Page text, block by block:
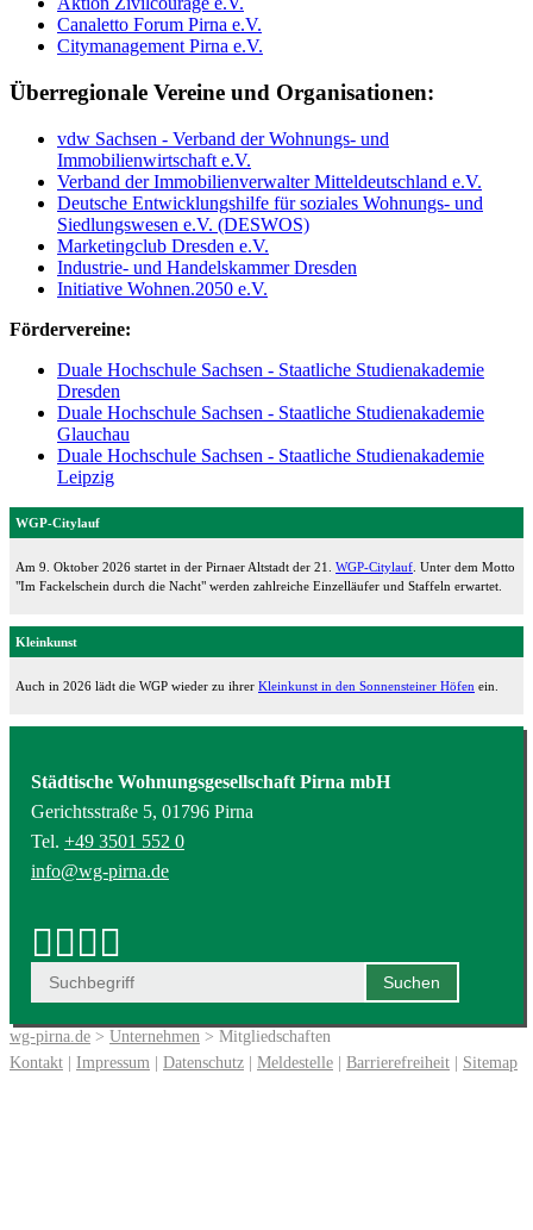
Canaletto Forum Pirna e.V.
Citymanagement Pirna e.V.
Überregionale Vereine und Organisationen:
vdw Sachsen - Verband der Wohnungs- und
Immobilienwirtschaft e.V.
Verband der Immobilienverwalter Mitteldeutschland e.V.
Deutsche Entwicklungshilfe für soziales Wohnungs- und
Siedlungswesen e.V. (DESWOS)
Marketingclub Dresden e.V.
Industrie- und Handelskammer Dresden
Initiative Wohnen.2050 e.V.
Fördervereine:
Duale Hochschule Sachsen - Staatliche Studienakademie
Dresden
Duale Hochschule Sachsen - Staatliche Studienakademie
Glauchau
Duale Hochschule Sachsen - Staatliche Studienakademie
Leipzig
WGP-Citylauf
Am 9. Oktober 2026 startet in der Pirnaer Altstadt der 21. WGP-Citylauf . Unter dem Motto
"Im Fackelschein durch die Nacht" werden zahlreiche Einzelläufer und Staffeln erwartet.
Kleinkunst
Auch in 2026 lädt die WGP wieder zu ihrer Kleinkunst in den Sonnensteiner Höfen ein.
Städtische Wohnungsgesellschaft Pirna mbH
Gerichtsstraße 5, 01796 Pirna
Tel. +49 3501 552 0
info@wg-pirna.de
wg-pirna.de > Unternehmen > Mitgliedschaften
Kontakt
Impressum Datenschutz Meldestelle Barrierefreiheit Sitemap